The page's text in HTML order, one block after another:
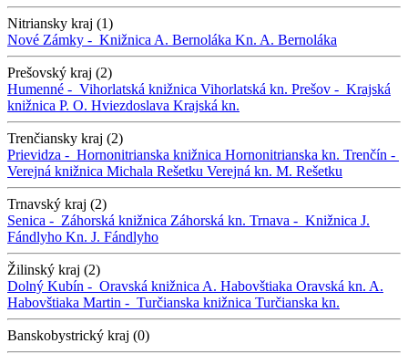
Nitriansky kraj (1)
Nové Zámky - Knižnica A. Bernoláka Kn. A. Bernoláka
Prešovský kraj (2)
Humenné - Vihorlatská knižnica Vihorlatská kn. Prešov - Krajská
knižnica P. O. Hviezdoslava Krajská kn.
Trenčiansky kraj (2)
Prievidza - Hornonitrianska knižnica Hornonitrianska kn. Trenčín -
Verejná knižnica Michala Rešetku Verejná kn. M. Rešetku
Trnavský kraj (2)
Senica - Záhorská knižnica Záhorská kn. Trnava - Knižnica J.
Fándlyho Kn. J. Fándlyho
Žilinský kraj (2)
Dolný Kubín - Oravská knižnica A. Habovštiaka Oravská kn. A.
Habovštiaka Martin - Turčianska knižnica Turčianska kn.
Banskobystrický kraj (0)